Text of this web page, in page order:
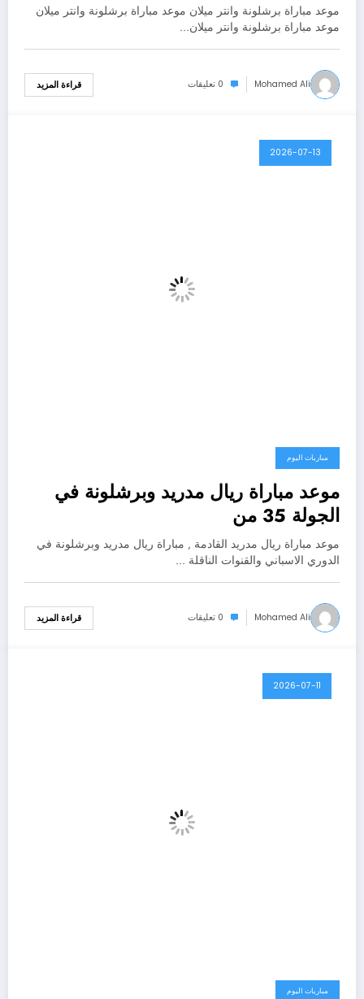
موعد مباراة برشلونة وانتر ميلان موعد مباراة برشلونة وانتر ميلان
موعد مباراة برشلونة وانتر ميلان…
Mohamed Ali 0 تعليقات قراءة المزيد
2026-07-13
مباريات اليوم
موعد مباراة ريال مدريد وبرشلونة في
الجولة 35 من
موعد مباراة ريال مدريد القادمة , مباراة ريال مدريد وبرشلونة في
الدوري الاسباني والقنوات الناقلة …
Mohamed Ali 0 تعليقات قراءة المزيد
2026-07-11
مباريات اليوم